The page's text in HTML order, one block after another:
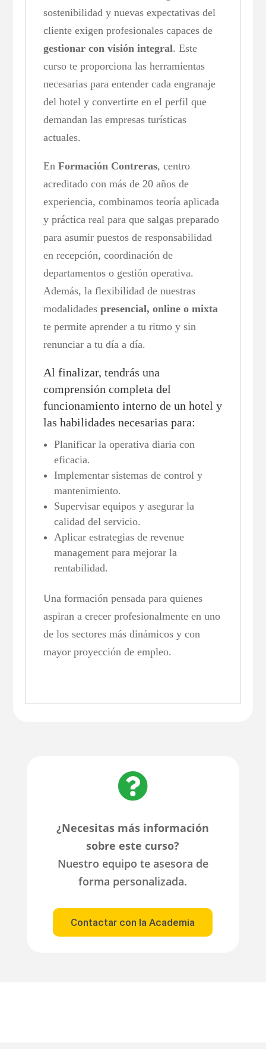
sostenibilidad y nuevas expectativas del
cliente exigen profesionales capaces de
gestionar con visión integral. Este
curso te proporciona las herramientas
necesarias para entender cada engranaje
del hotel y convertirte en el perfil que
demandan las empresas turísticas
actuales.
EnFormación Contreras, centro
acreditado con más de 20 años de
experiencia, combinamos teoría aplicada
y práctica real para que salgas preparado
para asumir puestos de responsabilidad
en recepción, coordinación de
departamentos o gestión operativa.
Además, la flexibilidad de nuestras
modalidadespresencial, online o mixta
te permite aprender a tu ritmo y sin
renunciar a tu día a día.
Al finalizar, tendrás una
comprensión completa del
funcionamiento interno de un hotel y
las habilidades necesarias para:
Planificar la operativa diaria con
eficacia.
Implementar sistemas de control y
mantenimiento.
Supervisar equipos y asegurar la
calidad del servicio.
Aplicar estrategias de revenue
management para mejorar la
rentabilidad.
Una formación pensada para quienes
aspiran a crecer profesionalmente en uno
de los sectores más dinámicos y con
mayor proyección de empleo.

¿Necesitas más información
sobre este curso?
Nuestro equipo te asesora de
forma personalizada.
Contactar con la Academia